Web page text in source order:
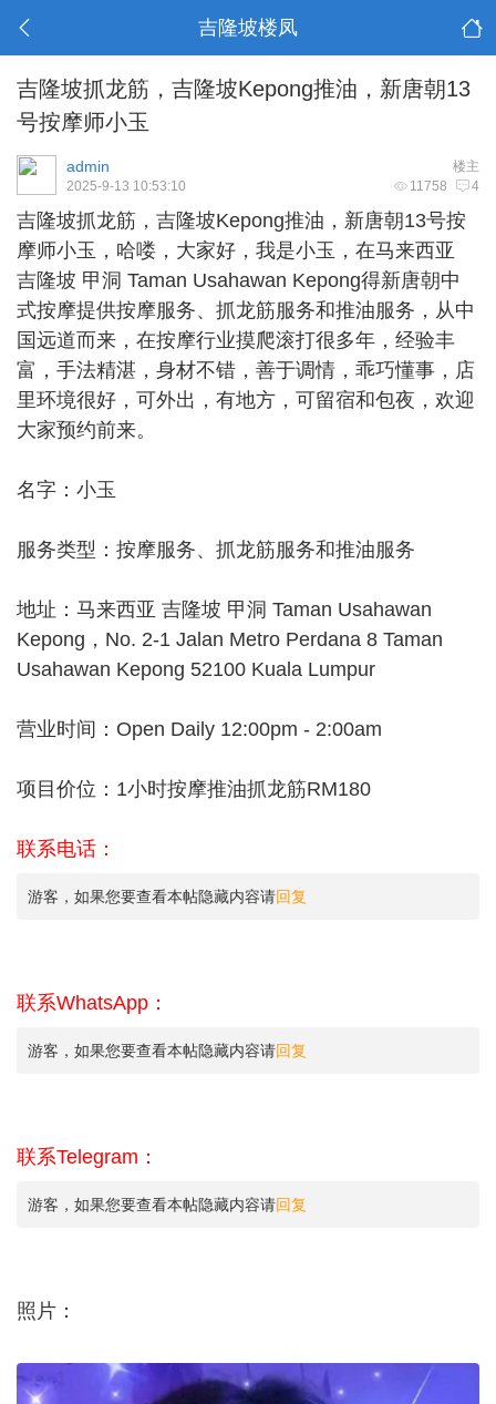
吉隆坡楼凤
吉隆坡抓龙筋，吉隆坡Kepong推油，新唐朝13
号按摩师小玉
楼主
admin
11758 4
2025-9-13 10:53:10
吉隆坡抓龙筋 ，吉隆坡Kepong推油，新唐朝13号按
摩师小玉，哈喽，大家好，我是小玉，在马来西亚
吉隆坡 甲洞 Taman Usahawan Kepong得新唐朝中
式按摩提供按摩服务、抓龙筋服务和推油服务，从中
国远道而来，在按摩行业摸爬滚打很多年，经验丰
富，手法精湛，身材不错，善于调情，乖巧懂事，店
里环境很好，可外出，有地方，可留宿和包夜，欢迎
大家预约前来。
名字：小玉
服务类型：按摩服务、抓龙筋服务和推油服务
地址：马来西亚 吉隆坡 甲洞 Taman Usahawan
Kepong，No. 2-1 Jalan Metro Perdana 8 Taman
Usahawan Kepong 52100 Kuala Lumpur
营业时间：Open Daily 12:00pm - 2:00am
项目价位：1小时按摩推油抓龙筋RM180
联系电话：
游客，如果您要查看本帖隐藏内容请回复
联系WhatsApp：
游客，如果您要查看本帖隐藏内容请回复
联系Telegram：
游客，如果您要查看本帖隐藏内容请回复
照片：